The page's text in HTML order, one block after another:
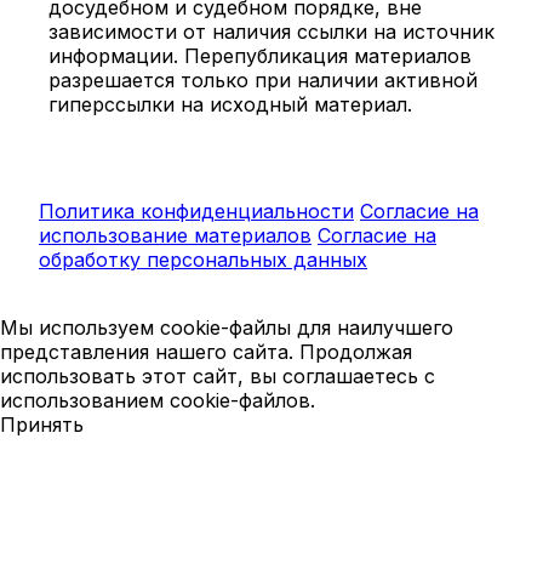
досудебном и судебном порядке, вне
зависимости от наличия ссылки на источник
информации. Перепубликация материалов
разрешается только при наличии активной
гиперссылки на исходный материал.
Политика конфиденциальности Согласие на
использование материалов Согласие на
обработку персональных данных
Мы используем cookie-файлы для наилучшего
представления нашего сайта. Продолжая
использовать этот сайт, вы соглашаетесь с
использованием cookie-файлов.
Принять